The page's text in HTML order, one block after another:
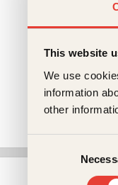
This website
We use
information
other
Selection